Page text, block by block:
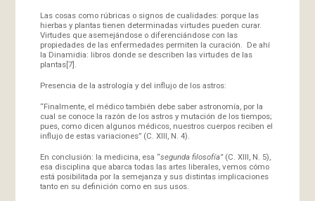
Las cosas como rúbricas o signos de cualidades: porque las
hierbas y plantas tienen determinadas virtudes pueden curar.
Virtudes que asemejándose o diferenciándose con las
propiedades de las enfermedades permiten la curación. De ahí
la Dinamidia: libros donde se describen las virtudes de las
plantas[7]
Presencia de la astrología y del influjo de los astros:
“Finalmente, el médico también debe saber astronomía, por la
cual se conoce la razón de los astros y mutación de los tiempos;
pues, como dicen algunos médicos, nuestros cuerpos reciben el
influjo de estas variaciones” (C. XIII, N. 4).
En conclusión: la medicina, esa “segunda filosofía”(C. XIII, N. 5),
esa disciplina que abarca todas las artes liberales, vemos cómo
está posibilitada por la semejanza y sus distintas implicaciones
tanto en su definición como en sus usos.